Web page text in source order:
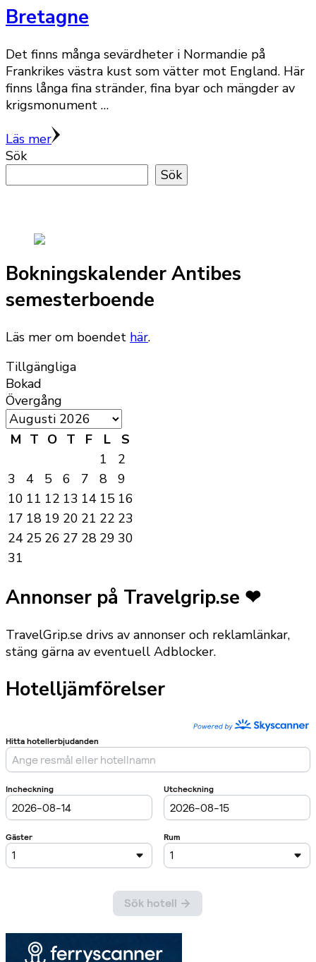
Bretagne
Det finns många sevärdheter i Normandie på
Frankrikes västra kust som vätter mot England. Här
finns långa fina stränder, fina byar och mängder av
krigsmonument …
Läs mer
Sök
Sök
Bokningskalender Antibes
semesterboende
Läs mer om boendet här.
Tillgängliga
Bokad
Övergång
M T O T F L
S
1
2
3
4 5 6 7 8
9
10 11 12 13 14 15 16
17 18 19 20 21 22 23
24 25 26 27 28 29 30
31
Annonser på Travelgrip.se ❤
TravelGrip.se drivs av annonser och reklamlänkar,
stäng gärna av eventuell Adblocker.
Hotelljämförelser